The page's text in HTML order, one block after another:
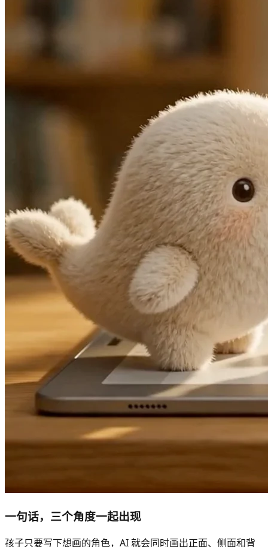
一句话，三个角度一起出现
孩子只要写下想画的角色，AI 就会同时画出正面、侧面和背